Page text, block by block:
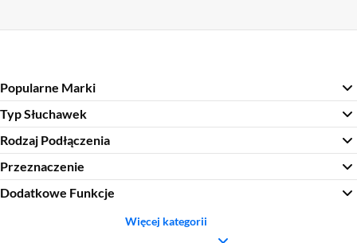
Popularne Marki
Typ Słuchawek
Rodzaj Podłączenia
Przeznaczenie
Dodatkowe Funkcje
Więcej kategorii